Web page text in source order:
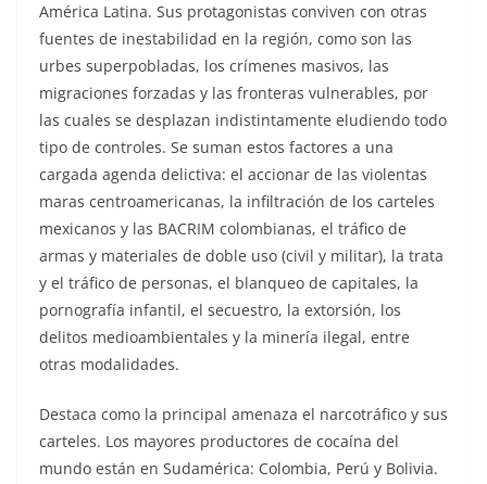
América Latina. Sus protagonistas conviven con otras
fuentes de inestabilidad en la región, como son las
urbes superpobladas, los crímenes masivos, las
migraciones forzadas y las fronteras vulnerables, por
las cuales se desplazan indistintamente eludiendo todo
tipo de controles. Se suman estos factores a una
cargada agenda delictiva: el accionar de las violentas
maras centroamericanas, la infiltración de los carteles
mexicanos y las BACRIM colombianas, el tráfico de
armas y materiales de doble uso (civil y militar), la trata
y el tráfico de personas, el blanqueo de capitales, la
pornografía infantil, el secuestro, la extorsión, los
delitos medioambientales y la minería ilegal, entre
otras modalidades.
Destaca como la principal amenaza el narcotráfico y sus
carteles. Los mayores productores de cocaína del
mundo están en Sudamérica: Colombia, Perú y Bolivia.